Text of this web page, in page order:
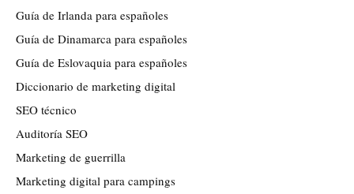
Guía de Irlanda para españoles
Guía de Dinamarca para españoles
Guía de Eslovaquia para españoles
Diccionario de marketing digital
SEO técnico
Auditoría SEO
Marketing de guerrilla
Marketing digital para campings